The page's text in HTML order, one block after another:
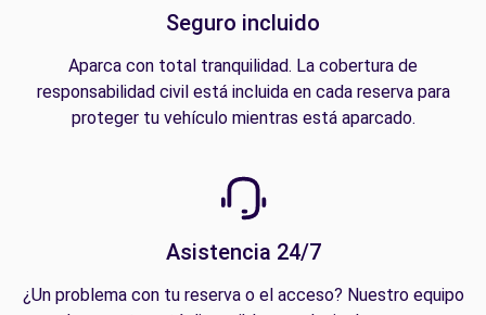
Seguro incluido
Aparca con total tranquilidad. La cobertura de
responsabilidad civil está incluida en cada reserva para
proteger tu vehículo mientras está aparcado.
Asistencia 24/7
¿Un problema con tu reserva o el acceso? Nuestro equipo